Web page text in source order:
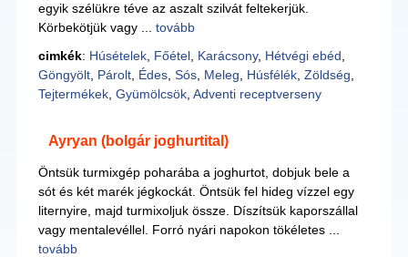
egyik szélükre téve az aszalt szilvát feltekerjük.
Körbekötjük vagy ... tovább
cimkék: Húsételek, Főétel, Karácsony, Hétvégi ebéd
Göngyölt, Párolt, Édes, Sós, Meleg Húsfélék, Zöldség
Tejtermékek, Gyümölcsök, Adventi receptverseny
Ayryan (bolgár joghurtital)
Öntsük turmixgép poharába a joghurtot, dobjuk bele a
sót és két marék jégkockát. Öntsük fel hideg vízzel egy
liternyire, majd turmixoljuk össze. Díszítsük kaporszállal
vagy mentalevéllel. Forró nyári napokon tökéletes ...
tovább